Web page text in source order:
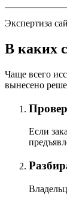
Экспертиза
В каких
Чаще всего
вынесено
Если